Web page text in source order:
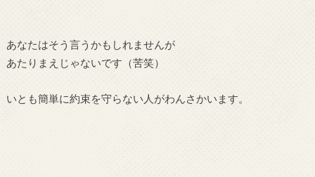
あなたはそう言うかもしれませんが
あたりまえじゃないです（苦笑）
いとも簡単に約束を守らない人がわんさかいます。